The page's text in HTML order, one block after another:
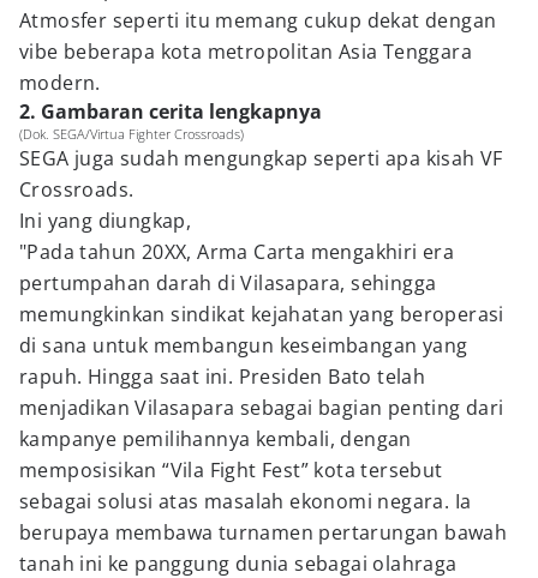
Atmosfer seperti itu memang cukup dekat dengan
vibe beberapa kota metropolitan Asia Tenggara
modern.
2. Gambaran cerita lengkapnya
(Dok. SEGA/Virtua Fighter Crossroads)
SEGA juga sudah mengungkap seperti apa kisah VF
Crossroads.
Ini yang diungkap,
"Pada tahun 20XX, Arma Carta mengakhiri era
pertumpahan darah di Vilasapara, sehingga
memungkinkan sindikat kejahatan yang beroperasi
di sana untuk membangun keseimbangan yang
rapuh. Hingga saat ini. Presiden Bato telah
menjadikan Vilasapara sebagai bagian penting dari
kampanye pemilihannya kembali, dengan
memposisikan “Vila Fight Fest” kota tersebut
sebagai solusi atas masalah ekonomi negara. Ia
berupaya membawa turnamen pertarungan bawah
tanah ini ke panggung dunia sebagai olahraga